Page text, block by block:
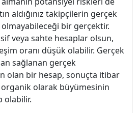
aldığınız takipçilerin gerçek
olmayabileceği bir gerçektir.
veya sahte hesaplar olsun,
oranı düşük olabilir. Gerçek
sağlanan gerçek
olan bir hesap, sonuçta itibar
organik olarak büyümesinin
olabilir.